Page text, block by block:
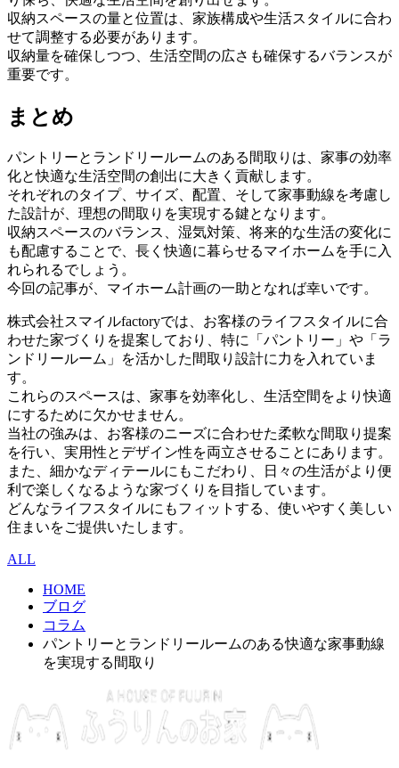
収納スペースの量と位置は、家族構成や生活スタイルに合わ
せて調整する必要があります。
収納量を確保しつつ、生活空間の広さも確保するバランスが
重要です。
まとめ
パントリーとランドリールームのある間取りは、家事の効率
化と快適な生活空間の創出に大きく貢献します。
それぞれのタイプ、サイズ、配置、そして家事動線を考慮し
た設計が、理想の間取りを実現する鍵となります。
収納スペースのバランス、湿気対策、将来的な生活の変化に
も配慮することで、長く快適に暮らせるマイホームを手に入
れられるでしょう。
今回の記事が、マイホーム計画の一助となれば幸いです。
株式会社スマイルfactoryでは、お客様のライフスタイルに合
わせた家づくりを提案しており、特に「パントリー」や「ラ
ンドリールーム」を活かした間取り設計に力を入れていま
す。
これらのスペースは、家事を効率化し、生活空間をより快適
にするために欠かせません。
当社の強みは、お客様のニーズに合わせた柔軟な間取り提案
を行い、実用性とデザイン性を両立させることにあります。
また、細かなディテールにもこだわり、日々の生活がより便
利で楽しくなるような家づくりを目指しています。
どんなライフスタイルにもフィットする、使いやすく美しい
住まいをご提供いたします。
ALL
HOME
ブログ
コラム
パントリーとランドリールームのある快適な家事動線
を実現する間取り